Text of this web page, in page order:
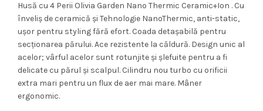
fost:
370,00 lei.
318,00 lei.
Husă cu 4 Perii Olivia Garden Nano Thermic Ceramic+Ion . Cu
înveliș de ceramică și Tehnologie NanoThermic, anti-static,
ușor pentru styling fără efort. Coada detașabilă pentru
secționarea părului. Ace rezistente la căldură. Design unic al
acelor; vârful acelor sunt rotunjite și șlefuite pentru a fi
delicate cu părul și scalpul. Cilindru nou turbo cu orificii
extra mari pentru un flux de aer mai mare. Mâner
ergonomic.